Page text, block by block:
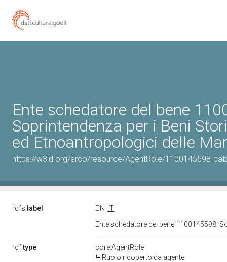
Ente schedatore del bene
Soprintendenza per i Beni
ed Etnoantropologici delle
https://w3id.org/arco/resource/AgentRole/1100145598-
rdfs: label EN
IT
Ente schedatore del bene 1100145598:
rdf:type
core:AgentRole
Ruolo ricoperto da agente